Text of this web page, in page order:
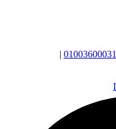
01003600031